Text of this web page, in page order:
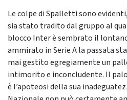
Le colpe di Spalletti sono
sia stato tradito dal gruppo al
blocco Inter è sembrato il
ammirato in Serie A la passata
mai gestito egregiamente un
intimorito e inconcludente. Il
è l’apoteosi della sua